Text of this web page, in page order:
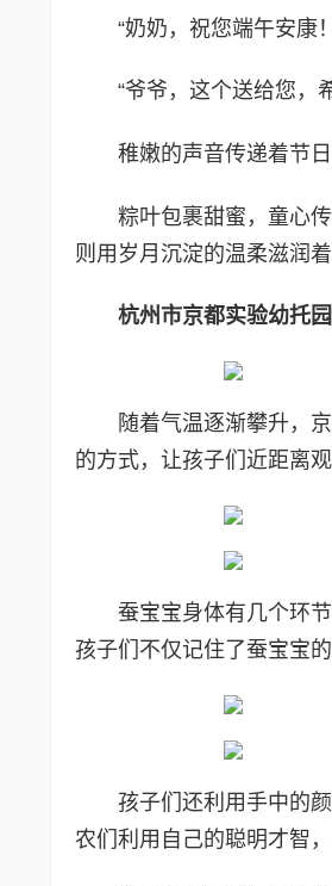
“奶奶，祝您端午安康
“爷爷，这个送给您，
稚嫩的声音传递着节
粽叶包裹甜蜜，童心
则用岁月沉淀的温柔滋润
杭州市京都实验幼托园
随着气温逐渐攀升，
的方式，让孩子们近距离
蚕宝宝身体有几个环
孩子们不仅记住了蚕宝宝
孩子们还利用手中的
农们利用自己的聪明才智